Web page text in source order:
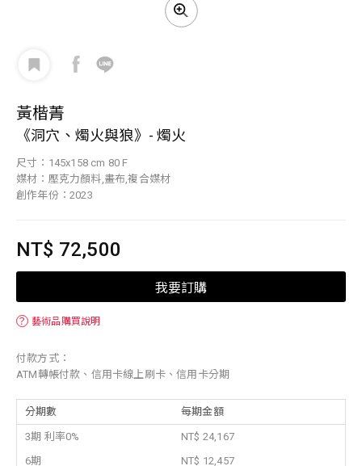
黃楷菁
《洞穴、燭火與狼》- 燭火
尺寸：145x158 cm 80 F
媒材：壓克力顏料,畫布,複合媒材
創作年份：2023
NT$ 72,500
我要訂購
？ 藝術品購買說明
付款方式：
ATM轉帳付款、信用卡線上刷卡、信用卡分期
分期數 每期金額
3期 利率0%
NT$ 24,167
6期
NT$ 12,457